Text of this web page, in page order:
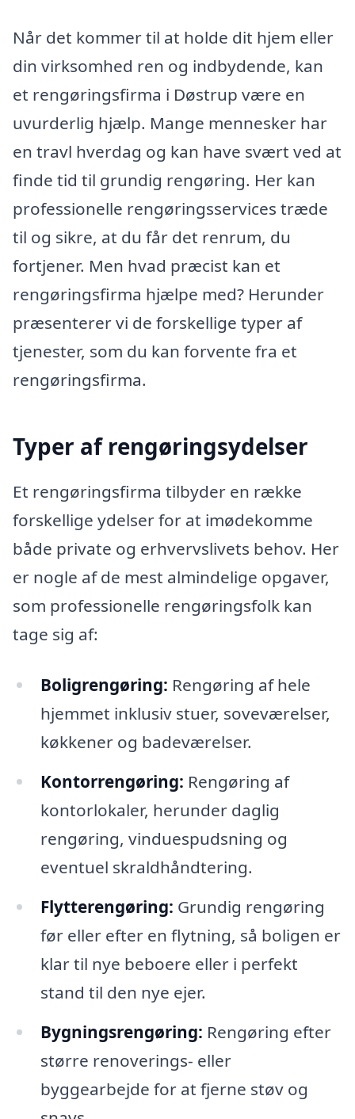
Når det kommer til at holde dit hjem eller
din virksomhed ren og indbydende, kan
et rengøringsfirma i Døstrup være en
uvurderlig hjælp. Mange mennesker har
en travl hverdag og kan have svært ved at
finde tid til grundig rengøring. Her kan
professionelle rengøringsservices træde
til og sikre, at du får det renrum, du
fortjener. Men hvad præcist kan et
rengøringsfirma hjælpe med? Herunder
præsenterer vi de forskellige typer af
tjenester, som du kan forvente fra et
rengøringsfirma.
Typer af rengøringsydelser
Et rengøringsfirma tilbyder en række
forskellige ydelser for at imødekomme
både private og erhvervslivets behov. Her
er nogle af de mest almindelige opgaver,
som professionelle rengøringsfolk kan
tage sig af:
Boligrengøring: Rengøring af hele
hjemmet inklusiv stuer, soveværelser,
køkkener og badeværelser.
Kontorrengøring: Rengøring af
kontorlokaler, herunder daglig
rengøring, vinduespudsning og
eventuel skraldhåndtering.
Flytterengøring: Grundig rengøring
før eller efter en flytning, så boligen er
klar til nye beboere eller i perfekt
stand til den nye ejer.
Bygningsrengøring: Rengøring efter
større renoverings- eller
byggearbejde for at fjerne støv og